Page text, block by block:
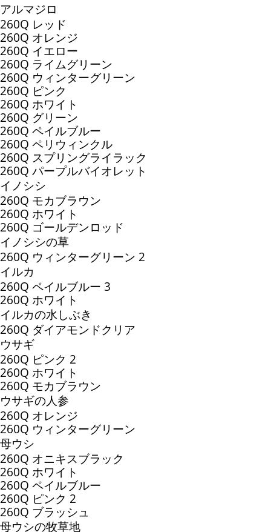
アルマジロ
260Q レッド
260Q オレンジ
260Q イエロー
260Q ライムグリーン
260Q ウィンターグリーン
260Q ピンク
260Q ホワイト
260Q グリーン
260Q ペイルブルー
260Q ペリウィンクル
260Q スプリングライラック
260Q パープルバイオレット
イノシシ
260Q モカブラウン
260Q ホワイト
260Q ゴールデンロッド
イノシシの草
260Q ウィンターグリーン 2
イルカ
260Q ペイルブルー 3
260Q ホワイト
イルカの水しぶき
260Q ダイアモンドクリア
ウサギ
260Q ピンク 2
260Q ホワイト
260Q モカブラウン
ウサギの人参
260Q オレンジ
260Q ウィンターグリーン
母ウシ
260Q オニキスブラック
260Q ホワイト
260Q ペイルブルー
260Q ピンク 2
260Q ブラッシュ
母ウシの牧草地